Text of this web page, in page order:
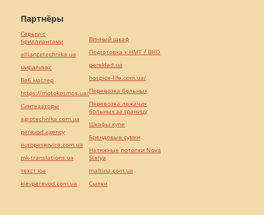
Партнёры
Серьги с
бриллиантами
alliancetechnika.ua
миралинкс
Веб мастер
https://motokosmos.ua/
Синтезаторы
agrotechnika.com.ua
perevod.agency
europeservice.com.ua
mk-translations.ua
текст юа
kievperevod.com.ua
Винный шкаф
Подготовка к НМТ / ВНО
pereklad.ua
hospice-life.com.ua/
Перевозка больных
Перевозка лежачих
больных за границу
Шкафы купе
Брендовые сумки
Натяжные потолки Nova
Stelya
maltina.com.ua
Cылки